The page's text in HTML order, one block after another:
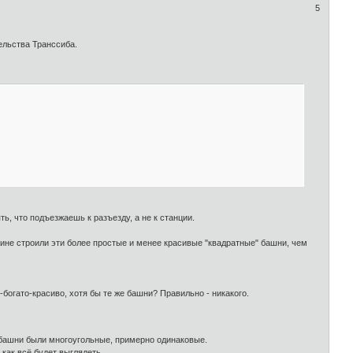
5
Транссиба.
что подъезжаешь к разъезду, а не к станции.
строили эти более простые и менее красивые "квадратные" башни, чем
красиво, хотя бы те же башни? Правильно - никакого.
были многоугольные, примерно одинаковые.